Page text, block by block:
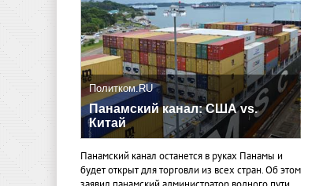
Политком.RU
Панамский канал: США vs.
Китай
Панамский канал останется в руках Панамы и
будет открыт для торговли из всех стран. Об этом